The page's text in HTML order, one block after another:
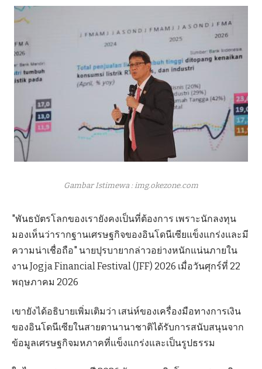
Gambar Istimewa : img.okezone.com
"พันธบัตรโลกของเรายังคงเป็นที่ต้องการ เพราะนักลงทุน
มองเห็นว่ารากฐานเศรษฐกิจของอินโดนีเซียแข็งแกร่งและมี
ความน่าเชื่อถือ" นายปุรบายากล่าวอย่างหนักแน่นภายใน
งาน Jogja Financial Festival (JFF) 2026 เมื่อวันศุกร์ที่ 22
พฤษภาคม 2026
เขายังได้อธิบายเพิ่มเติมว่า เสน่ห์ของเครื่องมือทางการเงิน
ของอินโดนีเซียในสายตานานาชาติได้รับการสนับสนุนจาก
ข้อมูลเศรษฐกิจมหภาคที่แข็งแกร่งและเป็นรูปธรรม